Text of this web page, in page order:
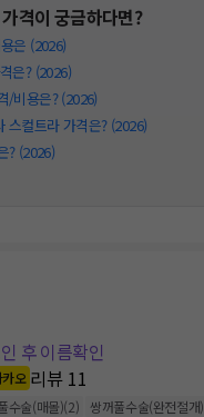
격이 궁금하다면?
은 (2026)
은? (2026)
/비용은? (2026)
스컬트라 가격은? (2026)
? (2026)
후 이름확인
카오 리뷰 11
수술(매몰)(2) 쌍꺼풀수술(완전절개)